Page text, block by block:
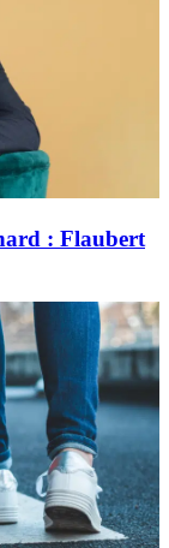
: Flaubert